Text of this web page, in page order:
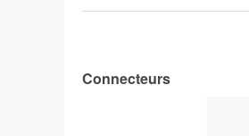
Connecteurs